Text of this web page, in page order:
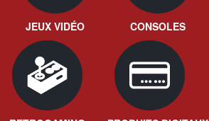
JEUX VIDÉO CONSOLES